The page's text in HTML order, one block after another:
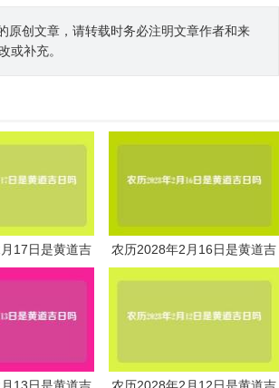
原创文章，请转载时务必注明文章作者和来
或补充。
17日是黄道吉
吗
农历2028年2月16日是黄道吉
日吗